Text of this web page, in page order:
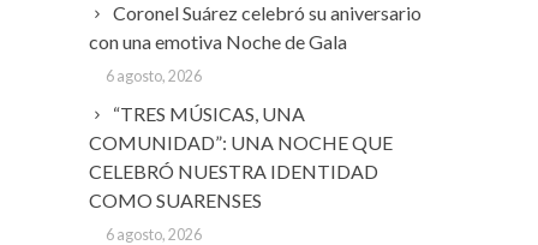
Coronel Suárez celebró su aniversario
con una emotiva Noche de Gala
6 agosto, 2026
“TRES MÚSICAS, UNA
COMUNIDAD”: UNA NOCHE QUE
CELEBRÓ NUESTRA IDENTIDAD
COMO SUARENSES
6 agosto, 2026